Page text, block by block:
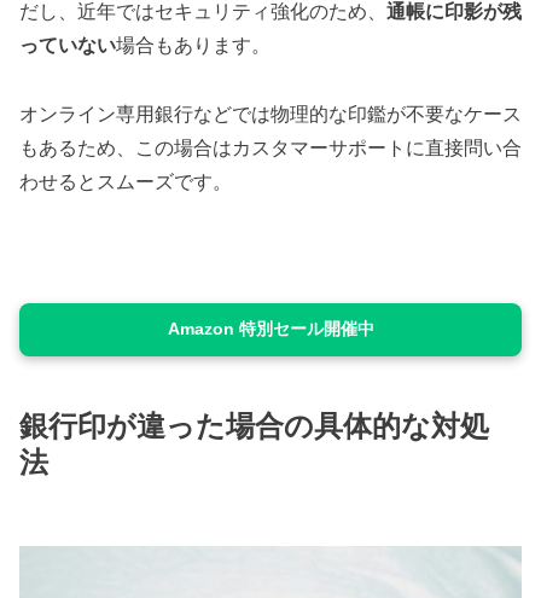
だし、近年ではセキュリティ強化のため、 通帳に印影が残
っていない場合もあります。
オンライン専用銀行などでは物理的な印鑑が不要なケース
もあるため、この場合はカスタマーサポートに直接問い合
わせるとスムーズです。
Amazon 特別セール開催中
銀行印が違った場合の具体的な対処
法